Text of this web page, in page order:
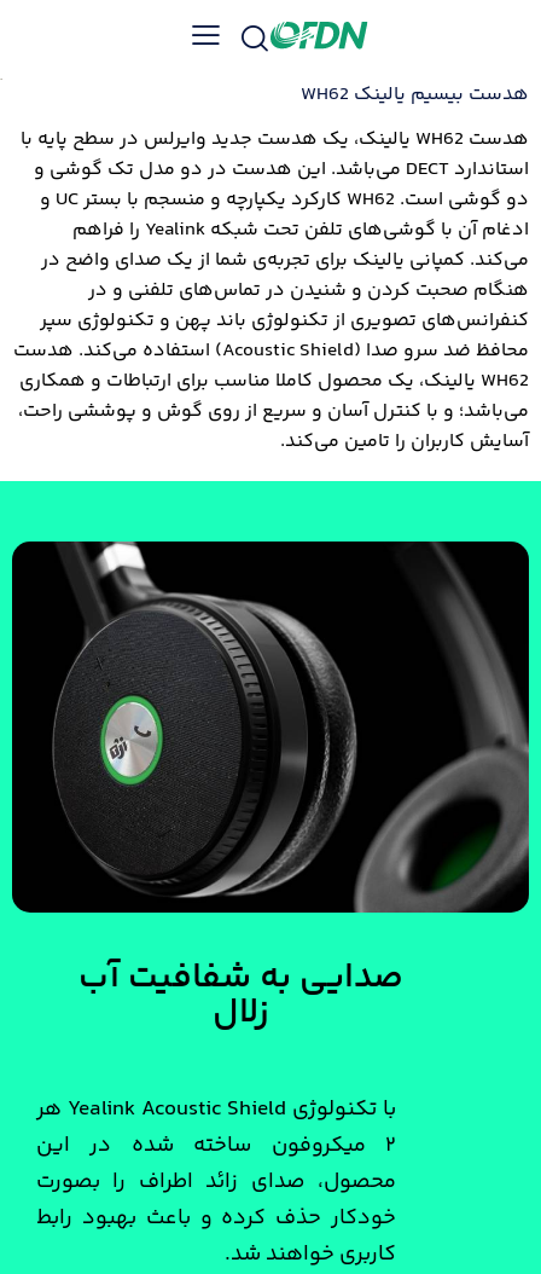
هدست بیسیم یالینک WH62
هدست WH62 یالینک، یک هدست جدید وایرلس در سطح پایه با
استاندارد DECT می‌باشد. این هدست در دو مدل تک گوشی و
دو گوشی است. WH62 کارکرد یکپارچه و منسجم با بستر UC و
ادغام آن با گوشی‌های تلفن تحت شبکه Yealink را فراهم
می‌کند. کمپانی یالینک برای تجربه‌ی شما از یک صدای واضح در
هنگام صحبت کردن و شنیدن در تماس‌های تلفنی و در
کنفرانس‌های تصویری از تکنولوژی باند پهن و تکنولوژی سپر
محافظ ضد سرو صدا (Acoustic Shield) استفاده می‌کند. هدست
WH62 یالینک، یک محصول کاملا مناسب برای ارتباطات و همکاری
می‌باشد؛ و با کنترل آسان و سریع از روی گوش و پوششی راحت،
آسایش کاربران را تامین می‌کند.
صدایی به شفافیت آب
زلال
با تکنولوژی Yealink Acoustic Shield هر
۲ میکروفون ساخته شده در این
محصول، صدای زائد اطراف را بصورت
خودکار حذف کرده و باعث بهبود رابط
کاربری خواهند شد.